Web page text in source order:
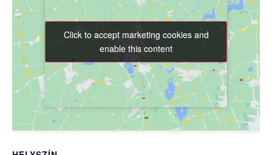
Click to accept marketing cookies and
enable this content
Click to accept marketing cookies and
enable this content